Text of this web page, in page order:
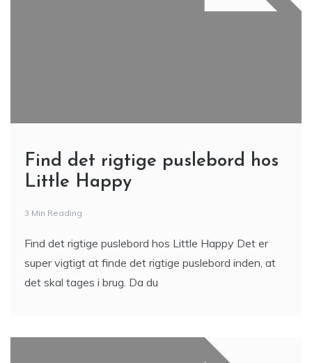
Find det rigtige puslebord hos
Little Happy
3 Min Reading
Find det rigtige puslebord hos Little Happy Det er
super vigtigt at finde det rigtige puslebord inden, at
det skal tages i brug. Da du